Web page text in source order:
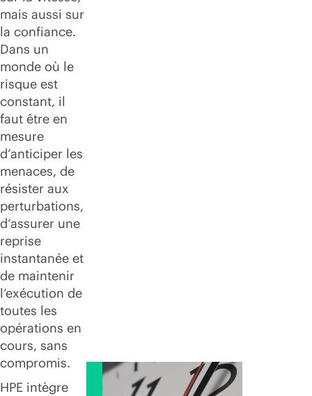
mais aussi sur
la confiance.
Dans un
monde où le
risque est
constant, il
faut être en
mesure
d’anticiper les
menaces, de
résister aux
perturbations,
d’assurer une
reprise
instantanée et
de maintenir
l’exécution de
toutes les
opérations en
cours, sans
compromis.
HPE intègre